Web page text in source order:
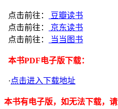
点击前往：
豆瓣读书
点击前往：
京东读书
点击前往：
当当图书
本书PDF电子版下载：
·点击进入下载地址
本书有电子版，如无法下载，